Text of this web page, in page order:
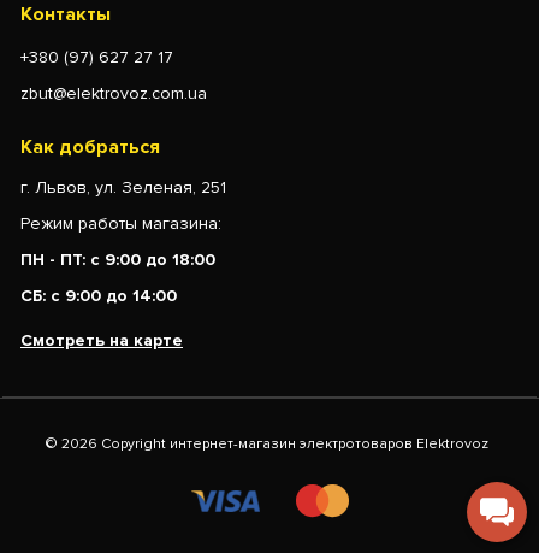
Контакты
+380 (97) 627 27 17
zbut@elektrovoz.com.ua
Как добраться
г. Львов, ул. Зеленая, 251
Режим работы магазина:
ПН - ПТ: с 9:00 до 18:00
СБ: с 9:00 до 14:00
Смотреть на карте
© 2026 Copyright интернет-магазин электротоваров Elektrovoz